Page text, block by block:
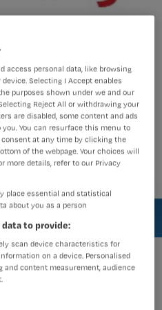
App-store
access personal data, like browsing
Selecting I Accept enables
purposes shown under we and our
Reject All or withdrawing your
are disabled, some content and ads
You can resurface this menu to
at any time by clicking the
of the webpage. Your choices will
more details, refer to our Privacy
place essential and statistical
about you as a person
data to provide:
scan device characteristics for
on a device. Personalised
and content measurement, audience